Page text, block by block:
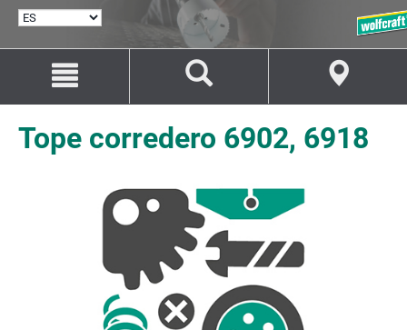
SELECCIONAR
contenido
la
navegación
Tope corredero 6902, 6918